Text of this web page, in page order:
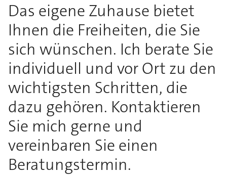
Das eigene Zuhause bietet
Ihnen die Freiheiten, die Sie
sich wünschen. Ich berate Sie
individuell und vor Ort zu den
wichtigsten Schritten, die
dazu gehören. Kontaktieren
Sie mich gerne und
vereinbaren Sie einen
Beratungstermin.